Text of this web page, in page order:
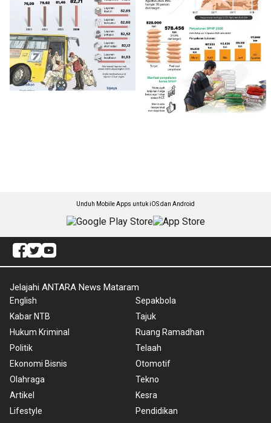
Unduh Mobile Apps untuk iOS dan Android
Jelajahi ANTARA News Mataram
English
Kabar NTB
Hukum Kriminal
Politik
Ekonomi Bisnis
Olahraga
Artikel
Lifestyle
Sepakbola
Tajuk
Ruang Ramadhan
Telaah
Otomotif
Tekno
Kesra
Pendidikan